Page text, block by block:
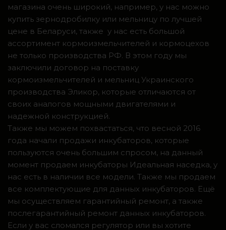
магазина очень широкий, например, у нас можно
купить зернодробилку или мельницу по лучшей
цене в Беларуси, также у нас есть большой
ассортимент кормоизмельчителей и кормоцехов
не только производства РФ. В этом году мы
заключили договор на поставку
кормоизмельчителей и мельниц Украинского
производства Эликор, которые отличаются от
своих аналогов мощными двигателями и
надежной конструкцией.
Также мы можем похвастаться, что весной 2016
года начали продажи инкубаторов, которые
пользуются очень большим спросом, на данный
момент продаем инкубаторы Идеальная наседка, у
нас есть в наличии все модели. Также мы продаем
все комплектующие для данных инкубаторов. Ещё
мы осуществляем гарантийный ремонт, а также
послегарантийный ремонт данных инкубаторов.
Если у вас сломался регулятор или вы хотите